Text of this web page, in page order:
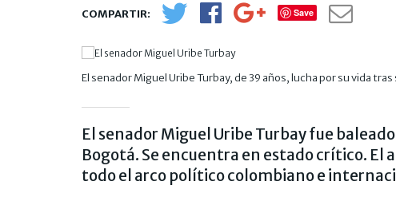
Save
El senador Miguel Uribe Turbay, de 39 años, lucha por su vida
El senador Miguel Uribe Turbay fue
Bogotá. Se encuentra en estado crítico. El
todo el arco político colombiano e